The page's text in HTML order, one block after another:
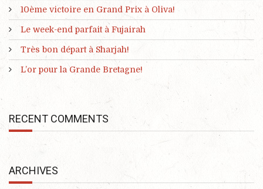
10ème victoire en Grand Prix à Oliva!
Le week-end parfait à Fujairah
Très bon départ à Sharjah!
L’or pour la Grande Bretagne!
RECENT COMMENTS
ARCHIVES